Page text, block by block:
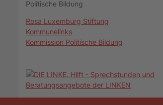
Politische Bildung
Rosa Luxemburg Stiftung
Kommunelinks
Kommission Politische Bildung